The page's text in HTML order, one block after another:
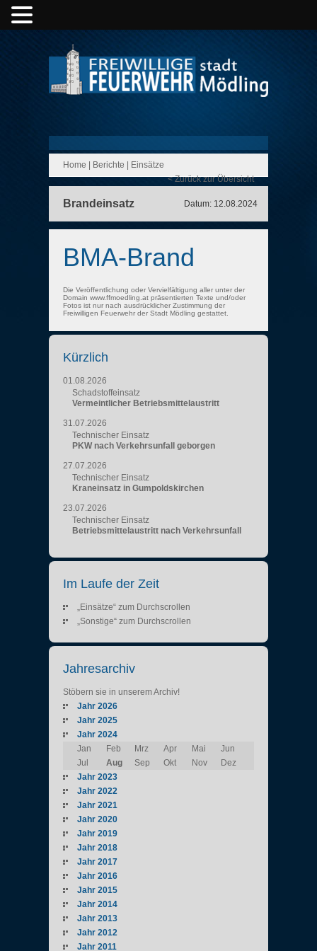
Home Berichte
Einsätze
< Zurück zur Übersicht
Brandeinsatz Datum: 12.08.2024
BMA-Brand
Die Veröffentlichung oder Vervielfältigung aller unter der
Domain www.ffmoedling.at präsentierten Texte und/oder
Fotos ist nur nach ausdrücklicher Zustimmung der
Freiwilligen Feuerwehr der Stadt Mödling gestattet.
Kürzlich
01.08.2026
Schadstoffeinsatz
Vermeintlicher Betriebsmittelaustritt
31.07.2026
Technischer Einsatz
PKW nach Verkehrsunfall geborgen
27.07.2026
Technischer Einsatz
Kraneinsatz in Gumpoldskirchen
23.07.2026
Technischer Einsatz
Betriebsmittelaustritt nach Verkehrsunfall
Im Laufe der Zeit
„Einsätze“ zum Durchscrollen
„Sonstige“ zum Durchscrollen
Jahresarchiv
Stöbern sie in unserem Archiv!
Jahr 2026
Jahr 2025
Jahr 2024
Jan
Feb Mrz Apr Mai
Jun
Jul
Aug Sep Okt Nov
Dez
Jahr 2023
Jahr 2022
Jahr 2021
Jahr 2020
Jahr 2019
Jahr 2018
Jahr 2017
Jahr 2016
Jahr 2015
Jahr 2014
Jahr 2013
Jahr 2012
Jahr 2011